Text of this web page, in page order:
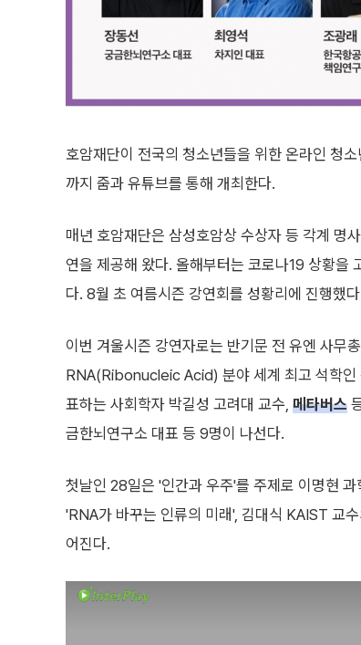
호암재단이 전국의 청소년들을 위한 온라인
까지 줌과 유튜브를 통해 개최한다.
매년 호암재단은 삼성호암상 수상자 등 각계 명
연을 제공해 왔다. 올해부터는 코로나19 상황을
다. 8월 초 여름시즌 강연회를 성황리에 진행했
이번 겨울시즌 강연자로는 반기문 전 유엔 사무
RNA(Ribonucleic Acid) 분야 세계 최고 석학인
표하는 사회학자 박길성 고려대 교수, 메타버스
금한뇌연구소 대표 등 9명이 나선다.
첫날인 28일은 '인간과 우주'를 주제로 이명현
'RNA가 바꾸는 인류의 미래', 김대식 KAIST 교
어진다.